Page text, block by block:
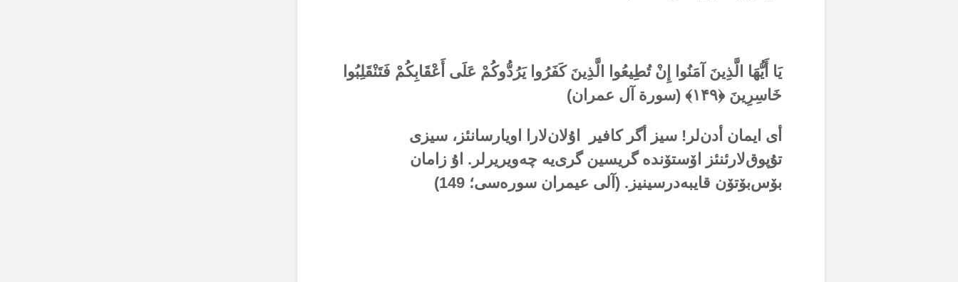
يَا أَيُّهَا الَّذِينَ آمَنُوا إِنْ تُطِيعُوا الَّذِينَ كَفَرُوا يَرُدُّوكُمْ عَلَى أَعْقَابِكُمْ فَتَنْقَلِبُوا
خَاسِرِينَ ﴿۱۴۹﴾ (سورة آل عمران)
أی ایمان أدن‌لر! سیز أگر کافیر اۇلان‌لارا اویارسانئز، سیزی
تۇپوق‌لارئنئز اۆستۆندە گریسین گری‌یە چەویریرلر. اۇ زامان
بۆس‌بۆتۆن قایبەدرسینیز. (آلی عیمران سورەسی؛ 149
)